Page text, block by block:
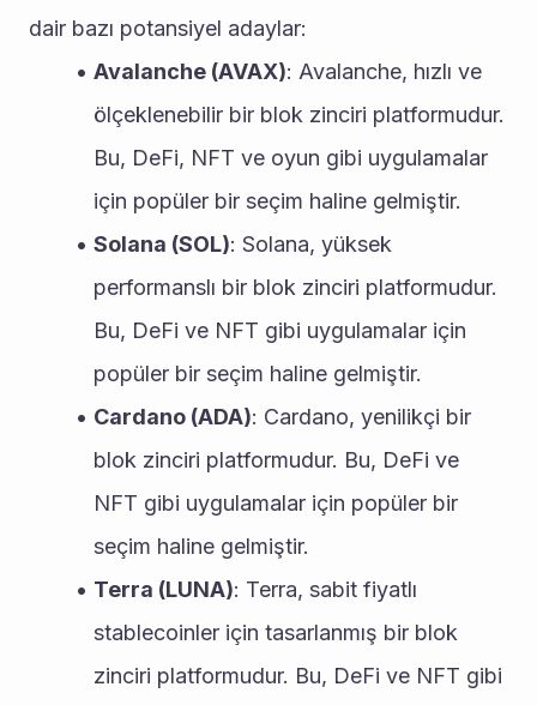
dair bazı potansiyel adaylar:
Avalanche (AVAX): Avalanche, hızlı ve
ölçeklenebilir bir blok zinciri platformudur.
Bu, DeFi, NFT ve oyun gibi uygulamalar
için popüler bir seçim haline gelmiştir.
Solana (SOL): Solana, yüksek
performanslı bir blok zinciri platformudur.
Bu, DeFi ve NFT gibi uygulamalar için
popüler bir seçim haline gelmiştir.
Cardano (ADA): Cardano, yenilikçi bir
blok zinciri platformudur. Bu, DeFi ve
NFT gibi uygulamalar için popüler bir
seçim haline gelmiştir.
Terra (LUNA): Terra, sabit fiyatlı
stablecoinler için tasarlanmış bir blok
zinciri platformudur. Bu, DeFi ve NFT gibi